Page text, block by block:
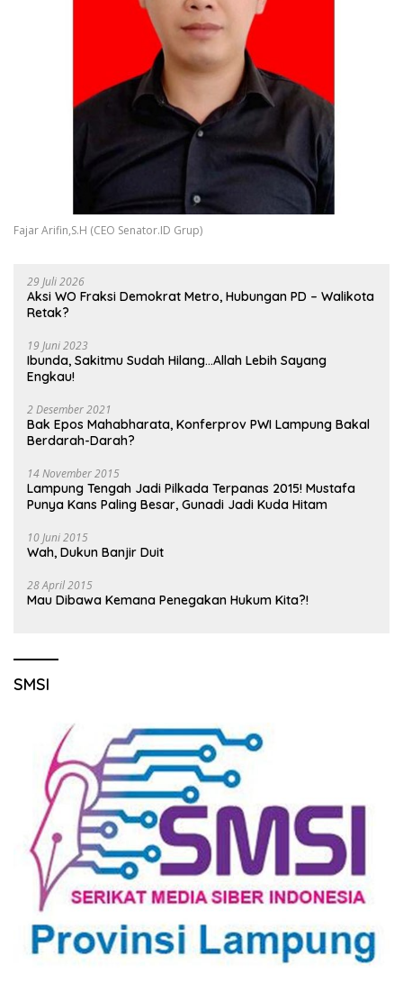
Fajar Arifin,S.H (CEO Senator.ID Grup)
29 Juli 2026
Aksi WO Fraksi Demokrat Metro, Hubungan PD – Walikota
Retak?
19 Juni 2023
Ibunda, Sakitmu Sudah Hilang…Allah Lebih Sayang
Engkau!
2 Desember 2021
Bak Epos Mahabharata, Konferprov PWI Lampung Bakal
Berdarah-Darah?
14 November 2015
Lampung Tengah Jadi Pilkada Terpanas 2015! Mustafa
Punya Kans Paling Besar, Gunadi Jadi Kuda Hitam
10 Juni 2015
Wah, Dukun Banjir Duit
28 April 2015
Mau Dibawa Kemana Penegakan Hukum Kita?!
SMSI